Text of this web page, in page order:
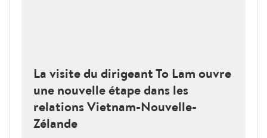
La visite du dirigeant To Lam ouvre
une nouvelle étape dans les
relations Vietnam-Nouvelle-
Zélande